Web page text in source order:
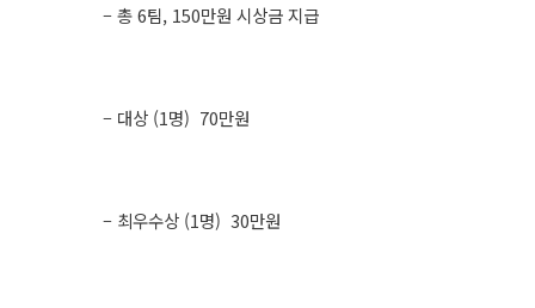
– 총 6팀, 150만원 시상금 지급
– 대상 (1명) 70만원
– 최우수상 (1명) 30만원